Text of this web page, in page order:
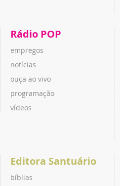
Rádio POP
empregos
notícias
ouça ao vivo
programação
vídeos
Editora Santuário
bíblias